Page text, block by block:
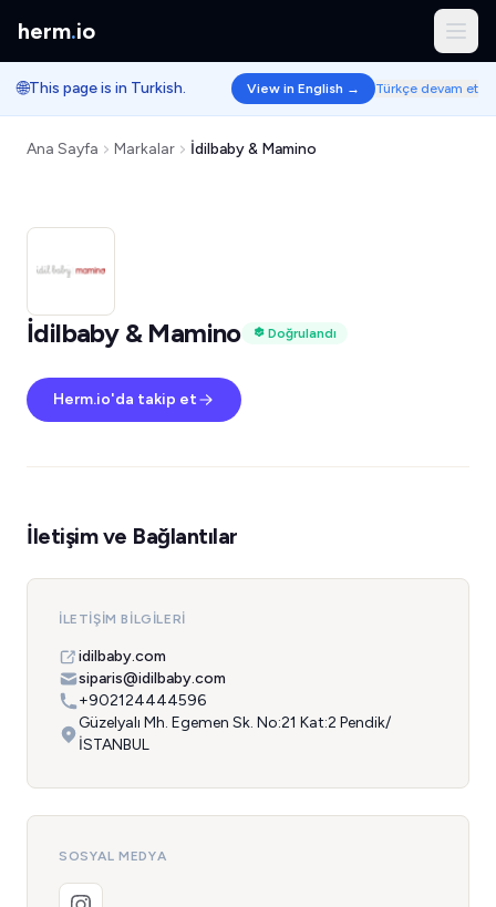
herm.io
🌐This page is in Turkish. View in English → Türkçe devam et
Ana Sayfa Markalar İdilbaby & Mamino
İdilbaby & Mamino Doğrulandı
Herm.io'da takip et
İletişim ve Bağlantılar
İLETIŞIM BILGILERI
idilbaby.com
siparis@idilbaby.com
+902124444596
Güzelyalı Mh. Egemen Sk. No:21 Kat:2 Pendik/
İSTANBUL
SOSYAL MEDYA